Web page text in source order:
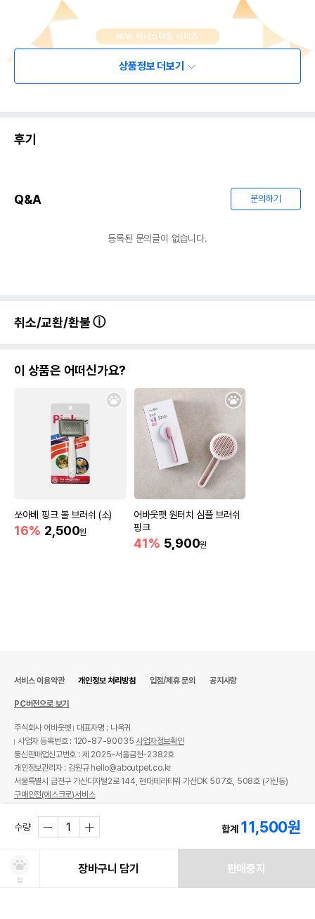
상품정보 더보기
후기
Q&A 문의하기
등록된 문의글이 없습니다.
취소/교환/환불
이 상품은 어떠신가요?
쏘아베 핑크 볼 브러쉬 (소)
16% 2,500원
어바웃펫 원터치 심플 브러쉬
핑크
41% 5,900원
수량 합계 11,500원
찜
장바구니 담기 판매중지
서비스 이용약관 개인정보 처리방침 입점/제휴 문의 공지사항
PC버전으로 보기
주식회사 어바웃펫
대표자명 : 나옥귀
사업자 등록번호 : 120-87-90035사업자정보확인
통신판매업신고번호 : 제 2025-서울금천-2382호
개인정보관리자 : 김원규 hello@aboutpet.co.kr
서울특별시 금천구 가산디지털2로 144, 현대테라타워 가산DK 507호, 508호 (가산동)
구매안전(에스크로)서비스